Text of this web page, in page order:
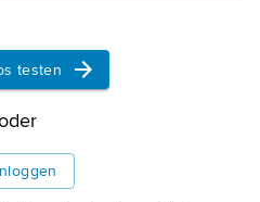
testen